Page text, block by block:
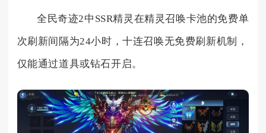
全民奇迹2中SSR精灵在精灵召唤卡池的免费单
次刷新间隔为24小时，十连召唤无免费刷新机制，
仅能通过道具或钻石开启。